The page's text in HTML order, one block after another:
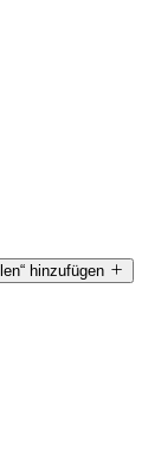
hinzufügen